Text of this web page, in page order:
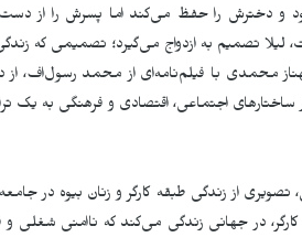
خود و دخترش را حفظ می‌کند اما پسرش را از
تصمیم به ازدواج می‌گیرد؛ تصمیمی که
محمدی با فیلم‌نامه‌ای از محمد رسول‌اف،
اجتماعی، اقتصادی و فرهنگی به یک
تصویری از زندگی طبقه کارگر و زنان بیوه در
در جهانی زندگی می‌کند که ناامنی شغلی